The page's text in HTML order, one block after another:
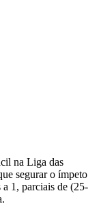
na Liga das
segurar o ímpeto
a 1, parciais de (25-